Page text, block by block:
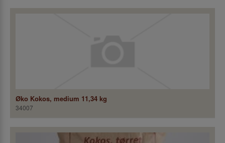
Øko Kokos, medium 11,34 kg
34007